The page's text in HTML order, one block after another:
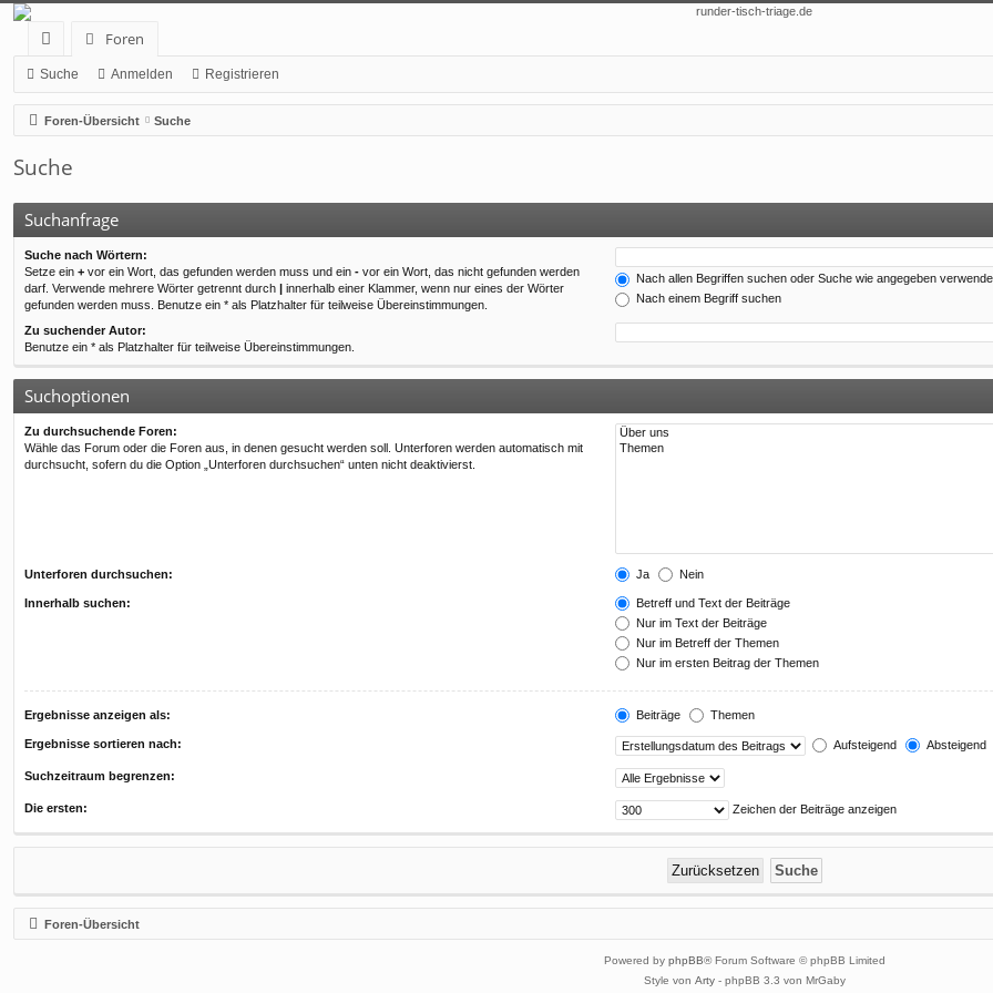
ch
ne
llz
ug
Foren
Suche Anmelden Registrieren
Foren-Übersicht Suche
Suche
Suchanfrage
Suche nach Wörtern:
Setze ein + vor ein Wort, das gefunden werden muss und ein - vor ein Wort, das nicht gefunden werden
darf. Verwende mehrere Wörter getrennt durch | innerhalb einer Klammer, wenn nur eines der Wörter
gefunden werden muss. Benutze ein * als Platzhalter für teilweise Übereinstimmungen.
Nach allen Begriffen suchen oder Suche wie angegeben
Nach einem Begriff suchen
Zu suchender Autor:
Benutze ein * als Platzhalter für teilweise Übereinstimmungen.
Suchoptionen
Zu durchsuchende Foren:
Wähle das Forum oder die Foren aus, in denen gesucht werden soll. Unterforen werden automatisch mit
durchsucht, sofern du die Option „Unterforen durchsuchen“ unten nicht deaktivierst.
Unterforen durchsuchen: Ja Nein
Innerhalb suchen:
Betreff und Text der Beiträge
Nur im Text der Beiträge
Nur im Betreff der Themen
Nur im ersten Beitrag der Themen
Ergebnisse anzeigen als: Beiträge Themen
Ergebnisse sortieren nach: Aufsteigend Absteigend
Suchzeitraum begrenzen:
Die ersten: Zeichen der Beiträge anzeigen
Foren-Übersicht
Powered by phpBB® Forum Software © phpBB Limited
Style von Arty - phpBB 3.3 von MrGaby